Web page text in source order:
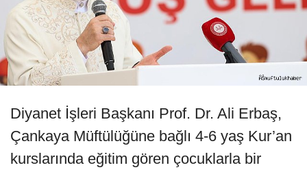
Diyanet İşleri Başkanı Prof. Dr. Ali Erbaş,
Çankaya Müftülüğüne bağlı 4-6 yaş Kur’an
kurslarında eğitim gören çocuklarla bir